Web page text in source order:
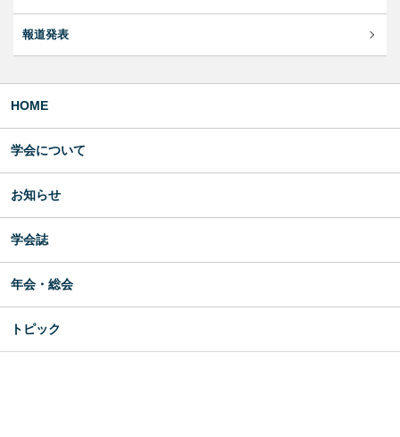
報道発表
HOME
学会について
お知らせ
学会誌
年会・総会
トピック